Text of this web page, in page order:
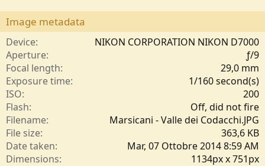
0
t
e
l
/
a
Image metadata
Device
NIKON CORPORATION NIKON D7000
Aperture
ƒ/9
Focal length
29,0 mm
Exposure time
1/160 second(s)
ISO
200
Flash
Off, did not fire
Filename
Marsicani - Valle dei Codacchi.JPG
File size
363,6 KB
Date taken
Mar, 07 Ottobre 2014 8:59 AM
Dimensions
1134px x 751px